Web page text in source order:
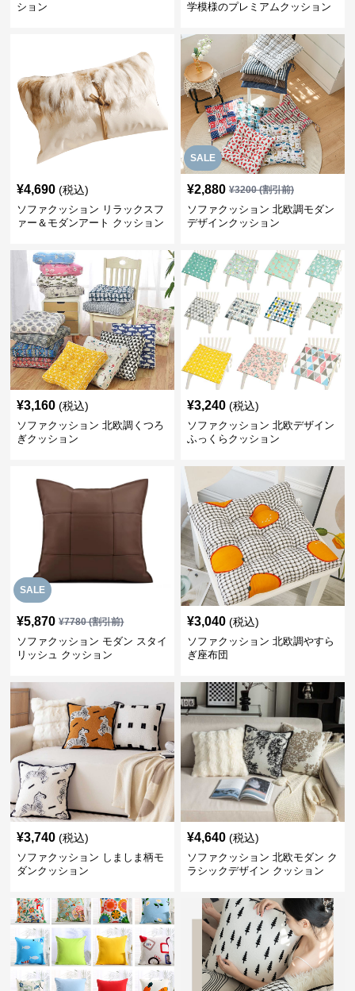
ション
学模様のプレミアムクッション
¥4,690 (税込)
ソファクッション リラックスフ
ァー＆モダンアート クッション
SALE
¥2,880 ¥3200(割引前)
ソファクッション 北欧調モダン
デザインクッション
¥3,160 (税込)
ソファクッション 北欧調くつろ
ぎクッション
¥3,240 (税込)
ソファクッション 北欧デザイン
ふっくらクッション
SALE
¥5,870 ¥7780(割引前)
ソファクッション モダン スタイ
リッシュ クッション
¥3,040 (税込)
ソファクッション 北欧調やすら
ぎ座布団
¥3,740 (税込)
ソファクッション しましま柄モ
ダンクッション
¥4,640 (税込)
ソファクッション 北欧モダン ク
ラシックデザイン クッション